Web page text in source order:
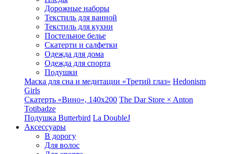
Дорожные наборы
Текстиль для ванной
Текстиль для кухни
Постельное белье
Скатерти и салфетки
Одежда для дома
Одежда для спорта
Подушки
Маска для сна и медитации «Третий глаз» Hedonism
Girls
Скатерть «Вино», 140х200 The Dar Store × Anton
Totibadze
Подушка Butterbird La DoubleJ
Аксессуары
В дорогу
Для волос